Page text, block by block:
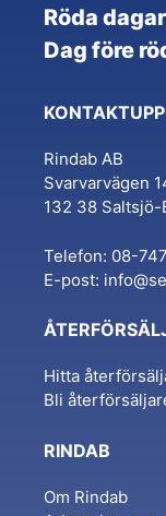
Röda
Dag före
Rindab AB
Svarvarvägen
132 38 Saltsjö-
Telefon: 08-
E-post:
Hitta
Bli
RINDAB
Om Rindab